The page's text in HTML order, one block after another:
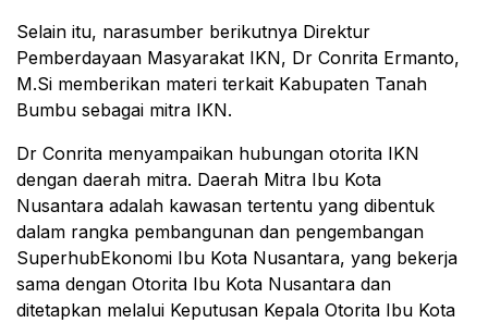
Selain itu, narasumber berikutnya Direktur
Pemberdayaan Masyarakat IKN, Dr Conrita Ermanto,
M.Si memberikan materi terkait Kabupaten Tanah
Bumbu sebagai mitra IKN.
Dr Conrita menyampaikan hubungan otorita IKN
dengan daerah mitra. Daerah Mitra Ibu Kota
Nusantara adalah kawasan tertentu yang dibentuk
dalam rangka pembangunan dan pengembangan
SuperhubEkonomi Ibu Kota Nusantara, yang bekerja
sama dengan Otorita Ibu Kota Nusantara dan
ditetapkan melalui Keputusan Kepala Otorita Ibu Kota